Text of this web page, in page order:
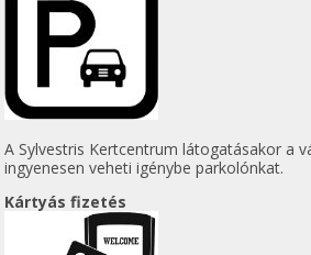
A Sylvestris Kertcentrum látogatásakor a
ingyenesen veheti igénybe parkolónkat.
Kártyás fizetés